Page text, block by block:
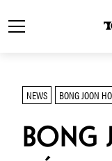
NEWS BONG JOON HO
BONG